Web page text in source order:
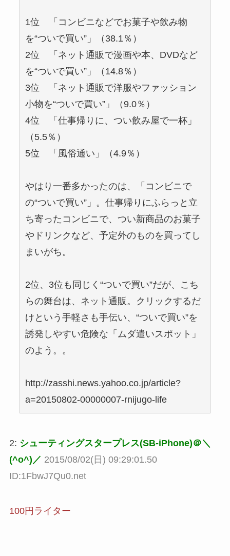
1位 「コンビニなどでお菓子や飲み物
を“ついで買い”」（38.1％）
2位 「ネット通販で漫画や本、DVDなど
を“ついで買い”」（14.8％）
3位 「ネット通販で洋服やファッション
小物を“ついで買い”」（9.0％）
4位 「仕事帰りに、つい飲み屋で一杯」
（5.5％）
5位 「風俗通い」（4.9％）
やはり一番多かったのは、「コンビニで
の“ついで買い”」。仕事帰りにふらっと立
ち寄ったコンビニで、つい新商品のお菓子
やドリンクなど、予定外のものを買ってし
まいがち。
2位、3位も同じく“ついで買い”だが、こち
らの舞台は、ネット通販。クリックするだ
けという手軽さも手伝い、“ついで買い”を
誘発しやすい危険な「ムダ遣いスポット」
のよう。。
http://zasshi.news.yahoo.co.jp/article?
a=20150802-00000007-rnijugo-life
2: シューティングスタープレス(SB-iPhone)＠＼
(^o^)／ 2015/08/02(日) 09:29:01.50
ID:1FbwJ7Qu0.net
100円ライター